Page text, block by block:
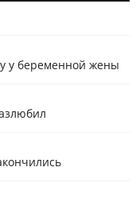
у беременной жены